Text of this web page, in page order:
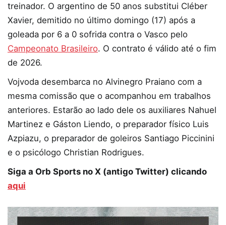
treinador. O argentino de 50 anos substitui Cléber
Xavier, demitido no último domingo (17) após a
goleada por 6 a 0 sofrida contra o Vasco pelo
Campeonato Brasileiro. O contrato é válido até o fim
de 2026.
Vojvoda desembarca no Alvinegro Praiano com a
mesma comissão que o acompanhou em trabalhos
anteriores. Estarão ao lado dele os auxiliares Nahuel
Martinez e Gáston Liendo, o preparador físico Luis
Azpiazu, o preparador de goleiros Santiago Piccinini
e o psicólogo Christian Rodrigues.
Siga a Orb Sports no X (antigo Twitter) clicando
aqui